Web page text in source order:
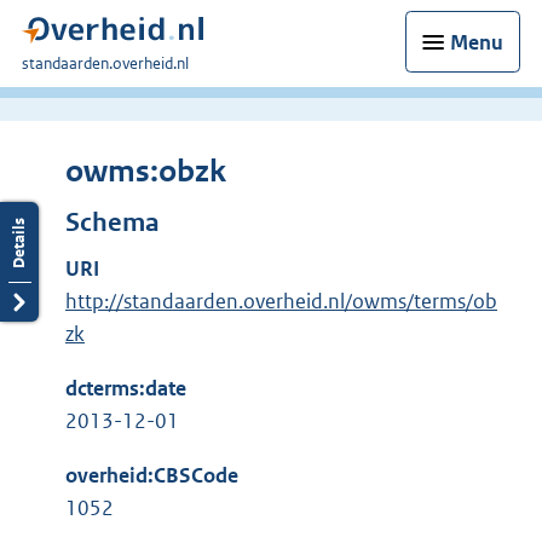
Menu
U
bent
standaarden.overheid.nl
owms:obzk
Schema
URI
http://standaarden.overheid.nl/owms/terms/ob
zk
dcterms:date
2013-12-01
overheid:CBSCode
1052